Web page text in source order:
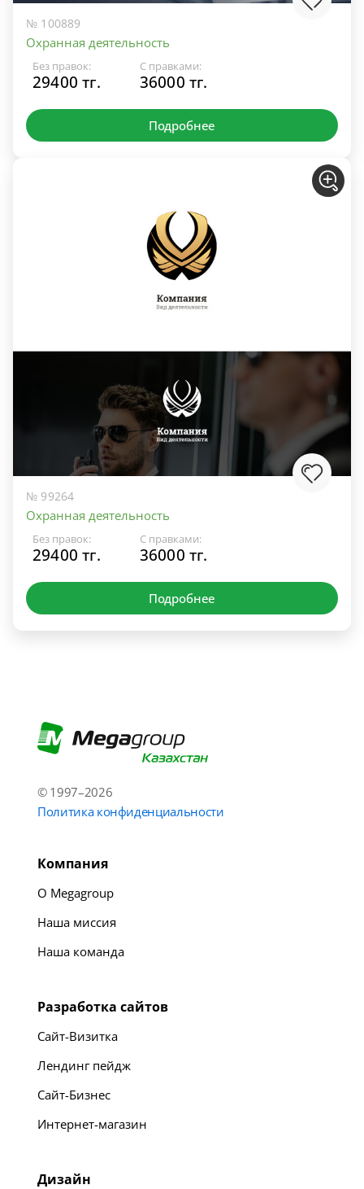
№ 100889
Охранная деятельность
Без правок:
29400 тг.
С правками:
36000 тг.
Подробнее
№ 99264
Охранная деятельность
Без правок:
29400 тг.
С правками:
36000 тг.
Подробнее
© 1997–2026
Политика конфиденциальности
Компания
О Megagroup
Наша миссия
Наша команда
Разработка сайтов
Сайт-Визитка
Лендинг пейдж
Сайт-Бизнес
Интернет-магазин
Дизайн